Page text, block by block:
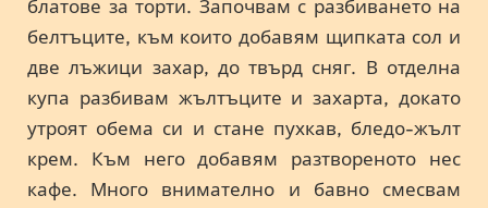
блатове за торти. Започвам с разбиването на
белтъците, към които добавям щипката сол и
две лъжици захар, до твърд сняг. В отделна
купа разбивам жълтъците и захарта, докато
утроят обема си и стане пухкав, бледо-жълт
крем. Към него добавям разтвореното нес
кафе. Много внимателно и бавно смесвам